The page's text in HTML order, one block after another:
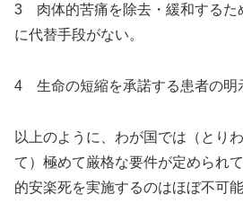
3 肉体的苦痛を除去・緩和するた
に代替手段がない。
4 生命の短縮を承諾する患者の明
以上のように、わが国では（とり
て）極めて厳格な要件が定められ
的安楽死を実施するのはほぼ不可能